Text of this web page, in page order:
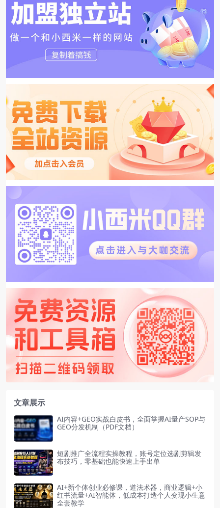
文章展示
AI内容+GEO实战白皮书，全面掌握AI量产SOP与
GEO分发机制（PDF文档）
短剧推广全流程实操教程，账号定位选剧剪辑发
布技巧，零基础也能快速上手出单
AI+新个体创业必修课，道法术器，商业逻辑+小
红书流量+AI智能体，低成本打造个人变现小生意
全套教学